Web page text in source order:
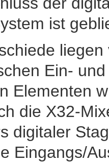
ist
Ein-
Elementen
die X32-
digitaler
Eingangs/